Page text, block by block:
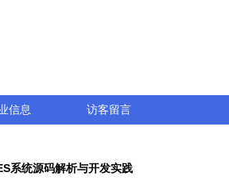
信息 访客留言
系统源码解析与开发实践